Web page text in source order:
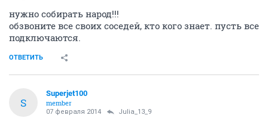
нужно собирать народ!!!
обзвоните все своих соседей, кто кого знает. пусть все
подключаются.
ОТВЕТИТЬ
S
Superjet100
member
07 февраля 2014 Julia_13_9